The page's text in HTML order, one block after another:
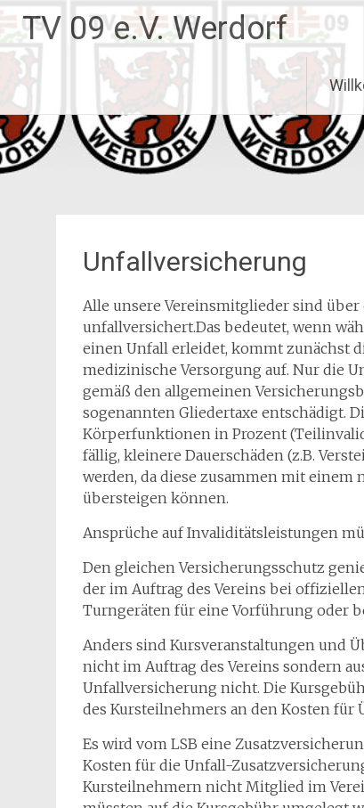
Zum
Inhalt
springen
TV 09 e.V. Werdorf
Unfallversicherung
Alle unsere Vereinsmitglieder sind über
unfallversichert.Das bedeutet, wenn
einen Unfall erleidet, kommt zunächst
medizinische Versorgung auf. Nur die
gemäß den allgemeinen
sogenannten Gliedertaxe entschädigt.
Körperfunktionen in Prozent
fällig, kleinere Dauerschäden (z.B.
werden, da diese zusammen mit
übersteigen können.
Ansprüche auf Invaliditätsleistungen
Den gleichen Versicherungsschutz
der im Auftrag des Vereins bei
Turngeräten für eine Vorführung oder
Anders sind Kursveranstaltungen und
nicht im Auftrag des Vereins sondern
Unfallversicherung nicht. Die
des Kursteilnehmers an den Kosten für
Es wird vom LSB eine
Kosten für die Unfall-
Kursteilnehmern nicht Mitglied im